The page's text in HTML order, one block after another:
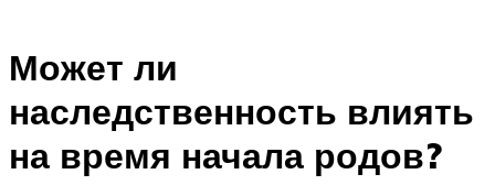
Может ли
наследственность влиять
на время начала родов?